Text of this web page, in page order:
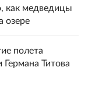
как медведицы
озере
полета
Титова